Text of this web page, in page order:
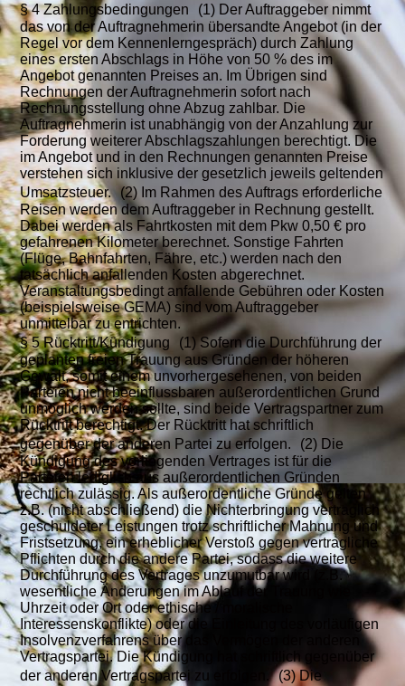
§ 4 Zahlungsbedingungen (1) Der Auftraggeber nimmt
das von der Auftragnehmerin übersandte Angebot (in der
Regel vor dem Kennenlerngespräch) durch Zahlung
eines ersten Abschlags in Höhe von 50 % des im
Angebot genannten Preises an. Im Übrigen sind
Rechnungen der Auftragnehmerin sofort nach
Rechnungsstellung ohne Abzug zahlbar. Die
Auftragnehmerin ist unabhängig von der Anzahlung zur
Forderung weiterer Abschlagszahlungen berechtigt. Die
im Angebot und in den Rechnungen genannten Preise
verstehen sich inklusive der gesetzlich jeweils geltenden
Umsatzsteuer. (2) Im Rahmen des Auftrags erforderliche
Reisen werden dem Auftraggeber in Rechnung gestellt.
Dabei werden als Fahrtkosten mit dem Pkw 0,50 € pro
gefahrenen Kilometer berechnet. Sonstige Fahrten
(Flüge, Bahnfahrten, Fähre, etc.) werden nach den
tatsächlich anfallenden Kosten abgerechnet.
Veranstaltungsbedingt anfallende Gebühren oder Kosten
(beispielsweise GEMA) sind vom Auftraggeber
unmittelbar zu entrichten.
§ 5 Rücktritt/Kündigung (1) Sofern die Durchführung der
geplanten freien Trauung aus Gründen der höheren
Gewalt, somit einem unvorhergesehenen, von beiden
Parteien nicht beeinflussbaren außerordentlichen Grund
unmöglich werden sollte, sind beide Vertragspartner zum
Rücktritt berechtigt. Der Rücktritt hat schriftlich
gegenüber der anderen Partei zu erfolgen. (2) Die
Kündigung des vorliegenden Vertrages ist für die
Parteien lediglich aus außerordentlichen Gründen
rechtlich zulässig. Als außerordentliche Gründe gelten
z.B. (nicht abschließend) die Nichterbringung vertraglich
geschuldeter Leistungen trotz schriftlicher Mahnung und
Fristsetzung, ein erheblicher Verstoß gegen vertragliche
Pflichten durch die andere Partei, sodass die weitere
Durchführung des Vertrages unzumutbar wird (z.B.
wesentliche Änderungen im Ablauf der Trauung wie
Uhrzeit oder Ort oder ethische / moralische
Interessenskonflikte) oder die Einleitung des vorläufigen
Insolvenzverfahrens über das Vermögen der anderen
Vertragspartei. Die Kündigung hat schriftlich gegenüber
der anderen Vertragspartei zu erfolgen. (3) Die